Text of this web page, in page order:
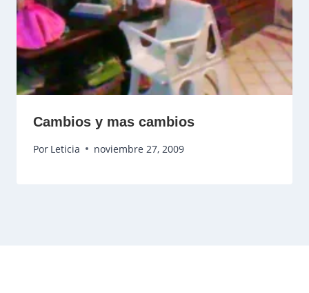
Cambios y mas cambios
Por Leticia noviembre 27, 2009